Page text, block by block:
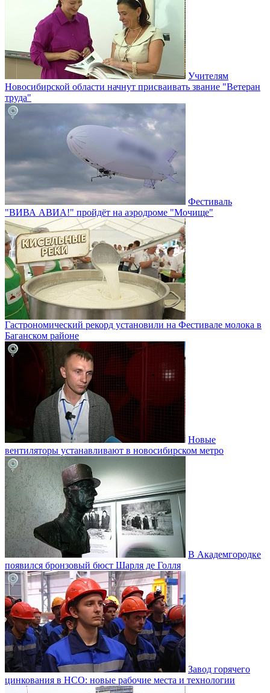
Учителям
Новосибирской области начнут присваивать звание "Ветеран
труда"
Фестиваль
"ВИВА АВИА!" пройдёт на аэродроме "Мочище"
Гастрономический рекорд установили на Фестивале молока в
Баганском районе
Новые
вентиляторы устанавливают в новосибирском метро
В Академгородке
появился бронзовый бюст Шарля де Голля
Завод горячего
цинкования в НСО: новые рабочие места и технологии